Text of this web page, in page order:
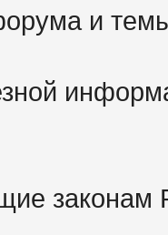
и
законам